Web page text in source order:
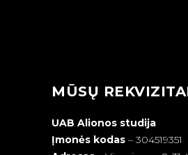
MŪSŲ
UAB Alionos studija
Įmonės kodas – 304519351